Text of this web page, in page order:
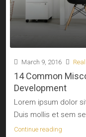
March 9, 2016
14 Common
Development
Lorem ipsum dolor
Duis mollis et sem
Continue reading